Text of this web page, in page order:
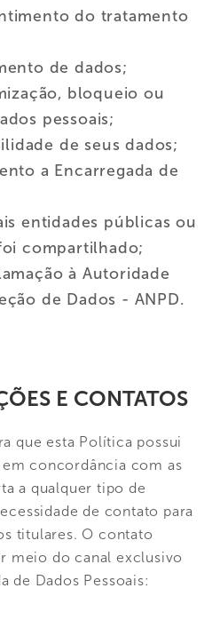
do tratamento
de dados;
bloqueio ou
pessoais;
de seus dados;
a Encarregada de
entidades públicas ou
compartilhado;
à Autoridade
de Dados - ANPD.
E CONTATOS
que esta Política possui
concordância com as
a qualquer tipo de
de contato para
titulares. O contato
meio do canal exclusivo
de Dados Pessoais: